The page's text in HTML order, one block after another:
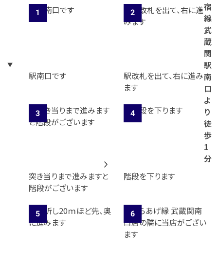
宿
線
武
蔵
関
駅
南
口
よ
り
徒
歩
1
分
駅南口です
駅改札を出て、右に進み
ます
突き当りまで進みますと
階段がございます
階段を下ります